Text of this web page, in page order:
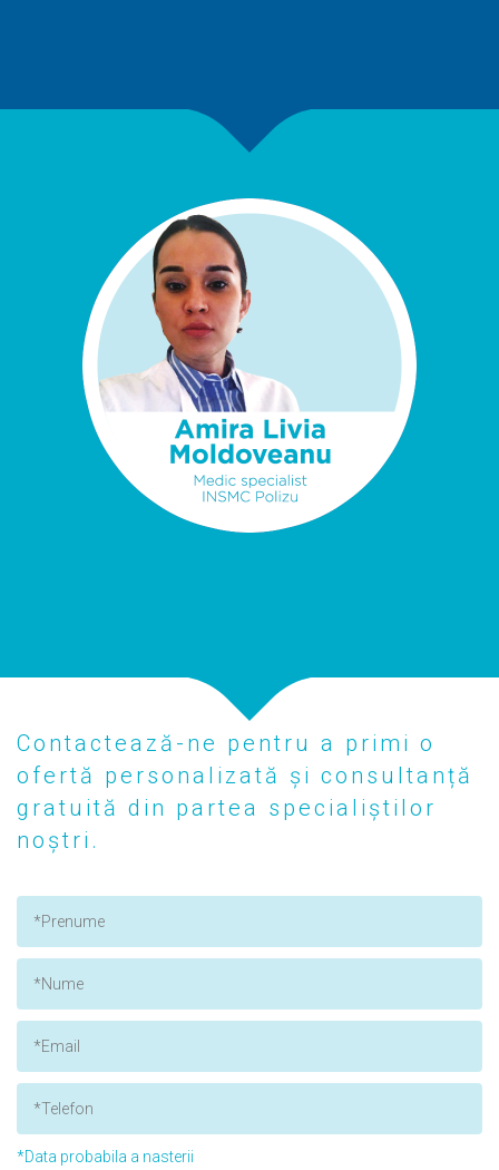
Contactează-ne pentru a primi o
ofertă personalizată și consultanță
gratuită din partea specialiștilor
noștri.
*Data probabila a nasterii